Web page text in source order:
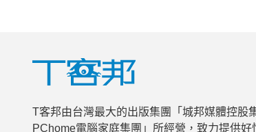
T客邦由台灣最大的出版集團「城邦媒體控股
PChome電腦家庭集團」所經營，致力提供好